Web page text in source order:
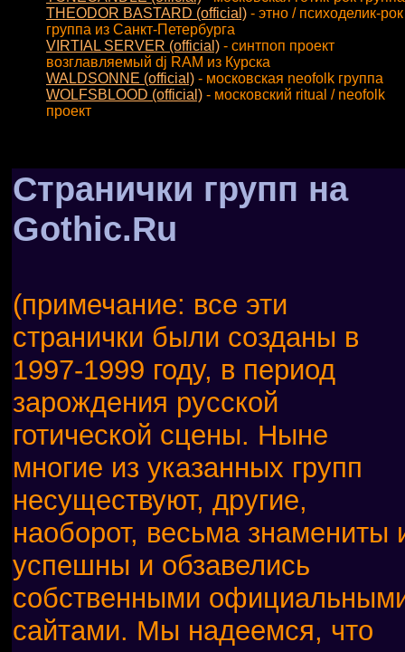
THEODOR BASTARD (official) - этно / психоделик-рок
группа из Санкт-Петербурга
VIRTIAL SERVER (official) - синтпоп проект
возглавляемый dj RAM из Курска
WALDSONNE (official) - московская neofolk группа
WOLFSBLOOD (official) - московский ritual / neofolk
проект
Странички групп на
Gothic.Ru
(примечание: все эти
странички были созданы в
1997-1999 году, в период
зарождения русской
готической сцены. Ныне
многие из указанных групп
несуществуют, другие,
наоборот, весьма знамениты
успешны и обзавелись
собственными
сайтами. Мы надеемся, что